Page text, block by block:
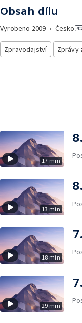
Obsah dílu
Vyrobeno 2009 • Česko
Zpravodajství Zprávy
17 min
13 min
18 min
29 min